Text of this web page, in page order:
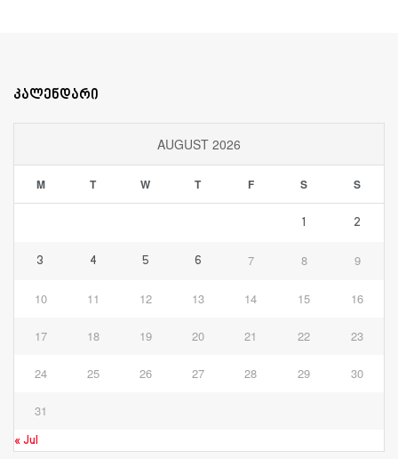
კალენდარი
AUGUST 2026
M T W T F S S
1 2
3 4 5 6 7 8 9
10 11 12 13 14 15 16
17 18 19 20 21 22 23
24 25 26 27 28 29 30
31
« Jul